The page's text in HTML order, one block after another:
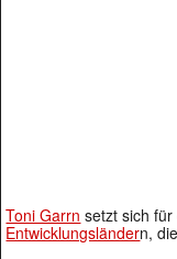
Toni Garrn setzt sich
Entwicklungsländern,